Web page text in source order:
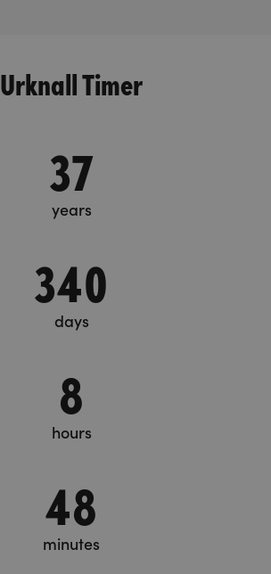
Urknall Timer
37
years
340
days
8
hours
48
minutes